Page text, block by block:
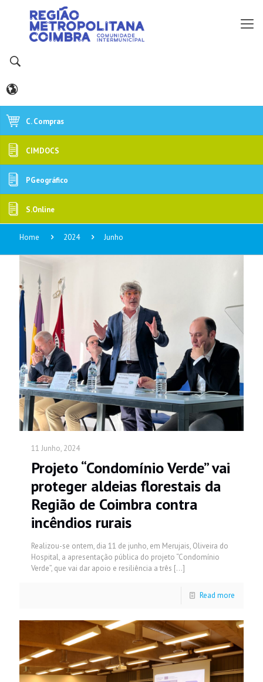
C. Compras
CIMDOCS
PGeográfico
S.Online
Home 2024 Junho
11 Junho, 2024
Projeto “Condomínio Verde” vai
proteger aldeias florestais da
Região de Coimbra contra
incêndios rurais
Realizou-se ontem, dia 11 de junho, em Merujais, Oliveira do
Hospital, a apresentação pública do projeto “Condomínio
Verde”, que vai dar apoio e resiliência a três […]
Read more